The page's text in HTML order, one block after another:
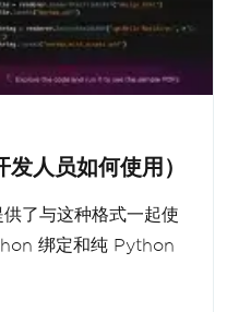
人员如何使用）
了与这种格式一起使
绑定和纯 Python